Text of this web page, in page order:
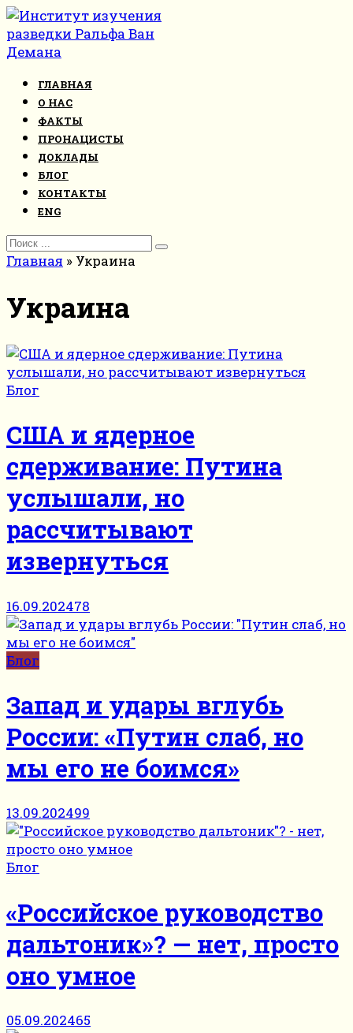
Перейти
к
контенту
ГЛАВНАЯ
О НАС
ФАКТЫ
ПРОНАЦИСТЫ
ДОКЛАДЫ
БЛОГ
КОНТАКТЫ
ENG
Search
for:
Главная » Украина
Украина
Блог
США и ядерное
сдерживание: Путина
услышали, но
рассчитывают
извернуться
16.09.202478
Блог
Запад и удары вглубь
России: «Путин слаб, но
мы его не боимся»
13.09.202499
Блог
«Российское руководство
дальтоник»? — нет, просто
оно умное
05.09.202465